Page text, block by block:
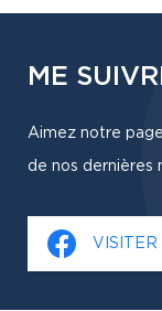
ME
Aimez notre
de nos dernières
VISITER